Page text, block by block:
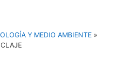
Y MEDIO AMBIENTE »